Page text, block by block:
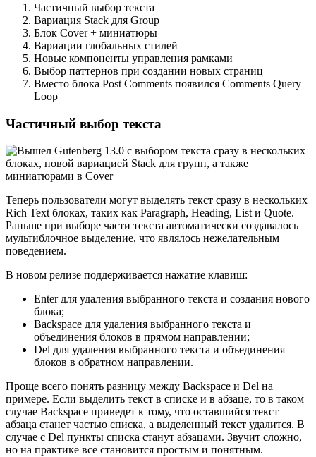
Частичный выбор текста
Вариация Stack для Group
Блок Cover + миниатюры
Вариации глобальных стилей
Новые компоненты управления рамками
Выбор паттернов при создании новых страниц
Вместо блока Post Comments появился Comments Query
Loop
Частичный выбор текста
Теперь пользователи могут выделять текст сразу в нескольких
Rich Text блоках, таких как Paragraph, Heading, List и Quote.
Раньше при выборе части текста автоматически создавалось
мультиблочное выделение, что являлось нежелательным
поведением.
В новом релизе поддерживается нажатие клавиш:
Enter для удаления выбранного текста и создания нового
блока;
Backspace для удаления выбранного текста и
объединения блоков в прямом направлении;
Del для удаления выбранного текста и объединения
блоков в обратном направлении.
Проще всего понять разницу между Backspace и Del на
примере. Если выделить текст в списке и в абзаце, то в таком
случае Backspace приведет к тому, что оставшийся текст
абзаца станет частью списка, а выделенный текст удалится. В
случае с Del пункты списка станут абзацами. Звучит сложно,
но на практике все становится простым и понятным.